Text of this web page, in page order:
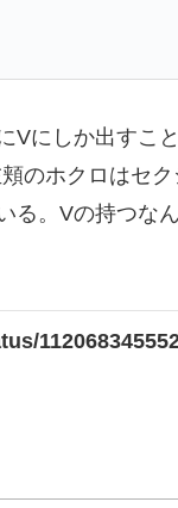
Vにしか出すこ
のホクロはセ
る。Vの持つな